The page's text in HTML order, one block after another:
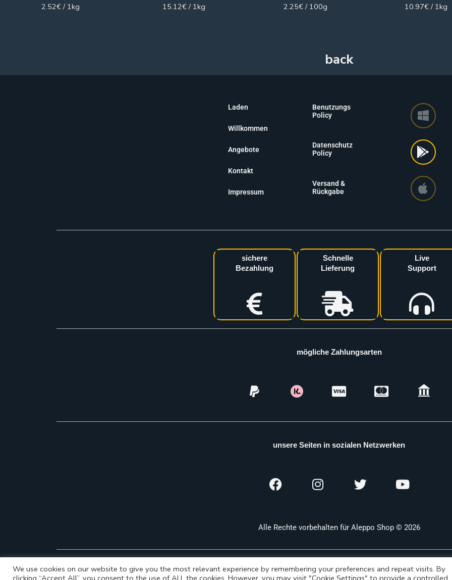
2.52€ / 1kg
15.12€ / 1kg
2.25€ / 100g
10.97€ / 1kg
Laden
Willkommen
Angebote
Kontakt
Impressum
Benutzungs
Policy
Datenschutz
Policy
Versand &
Rückgabe
sichere
Bezahlung
Schnelle
Lieferung
Live
Support
mögliche Zahlungsarten
unsere Seiten in sozialen Netzwerken
Alle Rechte vorbehalten für Aleppo Shop © 2026
We use cookies on our website to give you the most relevant experience by remembering your preferences and repeat visits. By
clicking “Accept All”, you consent to the use of ALL the cookies. However, you may visit "Cookie Settings" to provide a controlled